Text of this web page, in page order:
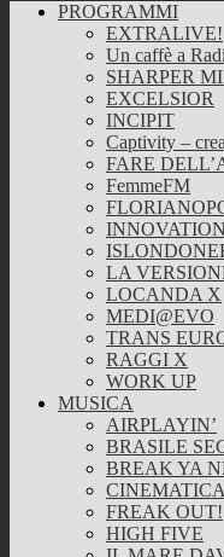
PROGRAMMI
EXTRALIVE!
Un caffè a
SHARPER
EXCELSIOR
INCIPIT
Captivity –
FARE
FemmeFM
LA
LOCANDA X
MEDI@EVO
TRANS
RAGGI X
WORK UP
MUSICA
AIRPLAYIN’
BRASILE
BREAK YA
CINEMATICA
FREAK OUT!
HIGH FIVE